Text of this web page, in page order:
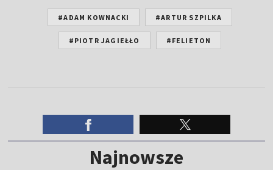
#ADAM KOWNACKI #ARTUR SZPILKA
#PIOTR JAGIEŁŁO #FELIETON
Najnowsze